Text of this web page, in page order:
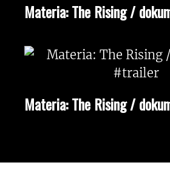
Materia: The Rising /
Materia: The Rising /